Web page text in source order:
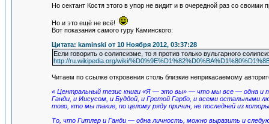
Но сектант Костя этого в упор не видит и в очередной раз со
Но и это ещё не всё!
Вот показания самого гуру Каминского:
Цитата: kaminski от 10 Ноября 2012, 03:37:28
Если говорить о солипсизме, то я против только вульгарного
http://ru.wikipedia.org/wiki/
Читаем по ссылке откровения столь близкие неприкасаемому
« Центральный тезис книги «Я — это вы» — что мы все — одна и
Ганди, и Иисусом, и Буддой, и Гретой Гарбо, и всеми остальными
того, кто мы такие, по целому ряду причин, не последней из
То, что Гитлер и Ганди — одна личность, можно выразить и